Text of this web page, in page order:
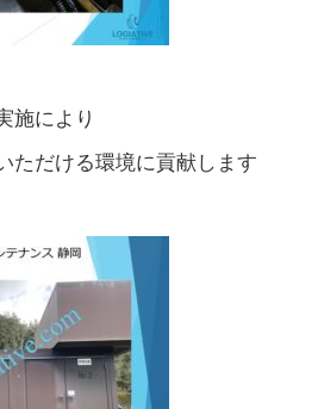
施により
ただける環境に貢献します